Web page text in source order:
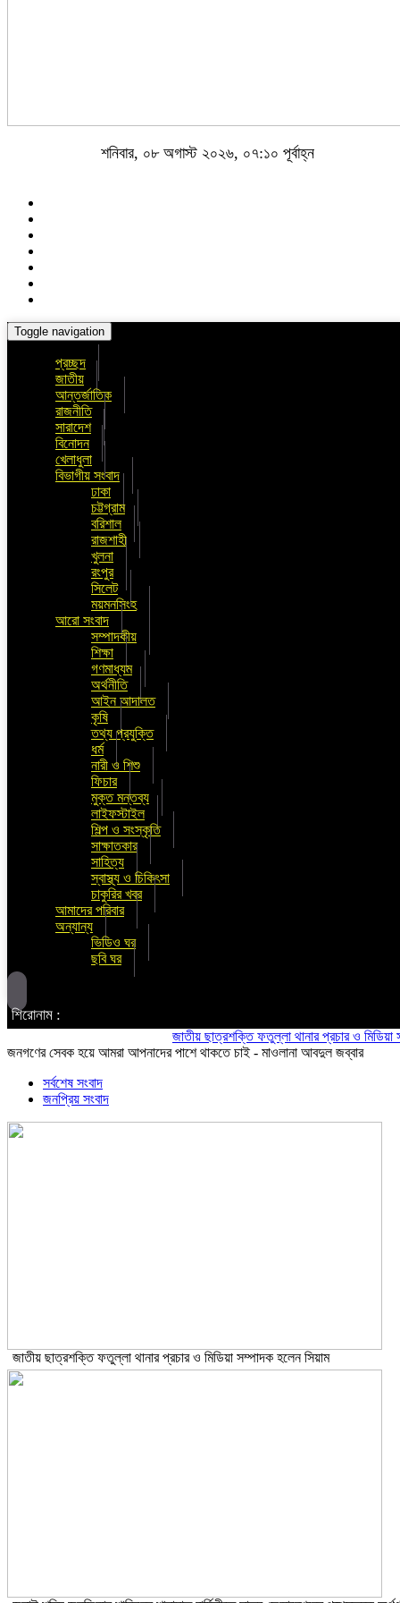
শনিবার, ০৮ অগাস্ট ২০২৬, ০৭:১০ পূর্বাহ্ন
Toggle navigation
প্রচ্ছদ
জাতীয়
আন্তর্জাতিক
রাজনীতি
সারাদেশ
বিনোদন
খেলাধুলা
বিভাগীয় সংবাদ
ঢাকা
চট্টগ্রাম
বরিশাল
রাজশাহী
খুলনা
রংপুর
সিলেট
ময়মনসিংহ
আরো সংবাদ
সম্পাদকীয়
শিক্ষা
গণমাধ্যম
অর্থনীতি
আইন আদালত
কৃষি
তথ্য প্রযুক্তি
ধর্ম
নারী ও শিশু
ফিচার
মুক্ত মন্তব্য
লাইফস্টাইল
শিল্প ও সংস্কৃতি
সাক্ষাতকার
সাহিত্য
স্বাস্থ্য ও চিকিৎসা
চাকুরির খবর
আমাদের পরিবার
অন্যান্য
ভিডিও ঘর
ছবি ঘর
শিরোনাম :
জাতীয় ছাত্রশক্তি ফতুল্লা থানার প্রচার ও মিডিয়া সম্পাদক
জনগণের সেবক হয়ে আমরা আপনাদের পাশে থাকতে চাই - মাওলানা আবদুল জব্বার
সর্বশেষ সংবাদ
জনপ্রিয় সংবাদ
জাতীয় ছাত্রশক্তি ফতুল্লা থানার প্রচার ও মিডিয়া সম্পাদক হলেন সিয়াম